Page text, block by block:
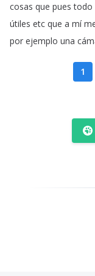
cosas que pues todo
útiles etc que a mí
por ejemplo una
1